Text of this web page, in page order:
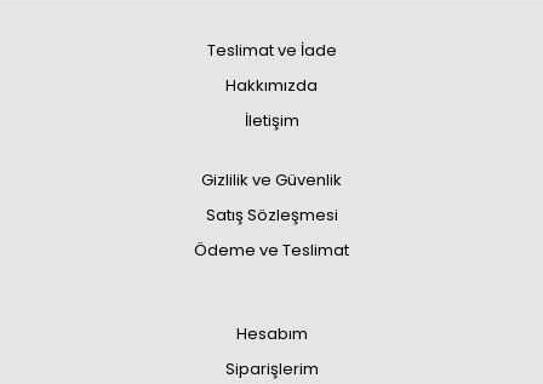
Teslimat ve İade
Hakkımızda
İletişim
Gizlilik ve Güvenlik
Satış Sözleşmesi
Ödeme ve Teslimat
Hesabım
Siparişlerim